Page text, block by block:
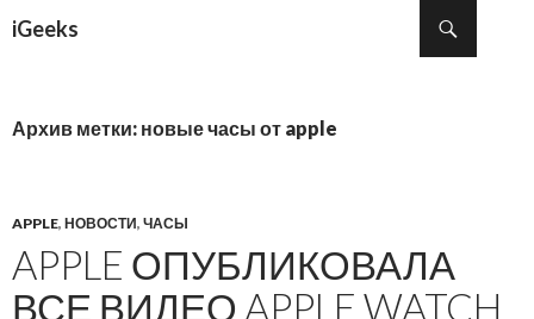
iGeeks
Архив метки: новые часы от apple
APPLE, НОВОСТИ, ЧАСЫ
APPLE ОПУБЛИКОВАЛА
ВСЕ ВИДЕО APPLE WATCH